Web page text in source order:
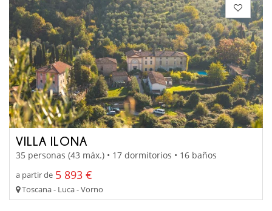
VILLA ILONA
35 personas (43 máx.) • 17 dormitorios • 16 baños
a partir de 5 893 €
Toscana - Luca - Vorno